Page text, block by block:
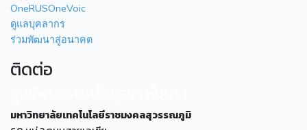
OneRUSOneVoic
ดูแลบุคลากร
ร่วมพัฒนาสู่อนาคต
ติดต่อ
มหาวิทยาลัยเทคโนโลยีราชมงคลสุวรรณภูมิ